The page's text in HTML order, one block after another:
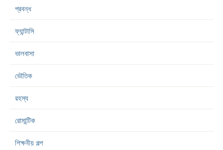
প্রবন্ধ
ফ্যান্টাসি
ভালবাসা
ভৌতিক
রহস্য
রোমান্টিক
শিক্ষনীয় গল্প